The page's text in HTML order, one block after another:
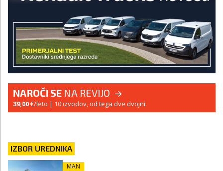
NAROČI SE NA REVIJO
39,00€/leto | 10 izvodov, od tega dve dvojni.
IZBOR UREDNIKA
MAN